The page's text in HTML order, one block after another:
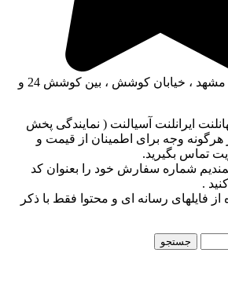
خراسان رضوی ، مشهد ، خیابان کوشش ، بین کوشش 24 و
ایرانلنت آسیالنت ( نمایندگی پخش
هرگونه وجه برای اطمینان از قیمت و
تماس بگیرید.
- خواهشمندیم شماره سفارش خود را بعنوان کد
.
از فایلهای رسانه ای و محتوا فقط با ذکر
جستجو